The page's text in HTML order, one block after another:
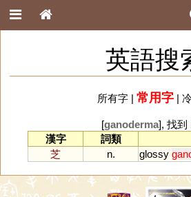
英語搜
所有字| 常用字|
[ganoderma], 找到
漢字
詞類
芝
n. glossy